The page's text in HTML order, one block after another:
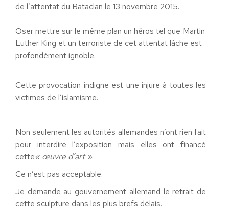
de l’attentat du Bataclan le 13 novembre 2015.
Oser mettre sur le même plan un héros tel que Martin
Luther King et un terroriste de cet attentat lâche est
profondément ignoble.
Cette provocation indigne est une injure à toutes les
victimes de l’islamisme.
Non seulement les autorités allemandes n’ont rien fait
pour interdire l’exposition mais elles ont financé
cette« œuvre d’art ».
Ce n’est pas acceptable.
Je demande au gouvernement allemand le retrait de
cette sculpture dans les plus brefs délais.